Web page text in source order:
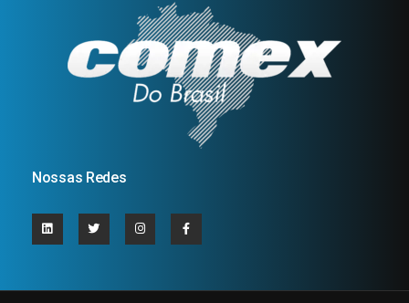
Nossas Redes